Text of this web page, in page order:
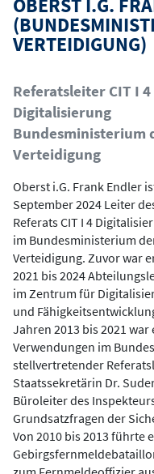
OBERST I.G.
VERTEIDIGUNG)
Referatsleiter CIT I 4
Digitalisierung
Bundesministerium
Verteidigung
Oberst i.G. Frank Endler
September 2024 Leiter
Referats CIT I 4
im Bundesministerium
Verteidigung. Zuvor war
2021 bis 2024
im Zentrum für
und
Jahren 2013 bis 2021
Verwendungen im
stellvertretender
Staatssekretärin Dr.
Büroleiter des
Grundsatzfragen der
Von 2010 bis 2013 führte